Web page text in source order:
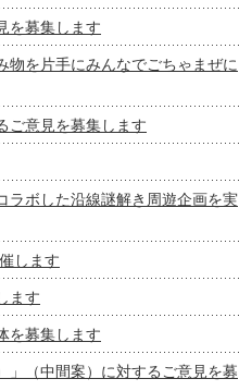
を募集します
物を片手にみんなでごちゃまぜに
ご意見を募集します
ラボした沿線謎解き周遊企画を実
します
ます
を募集します
」（中間案）に対するご意見を募